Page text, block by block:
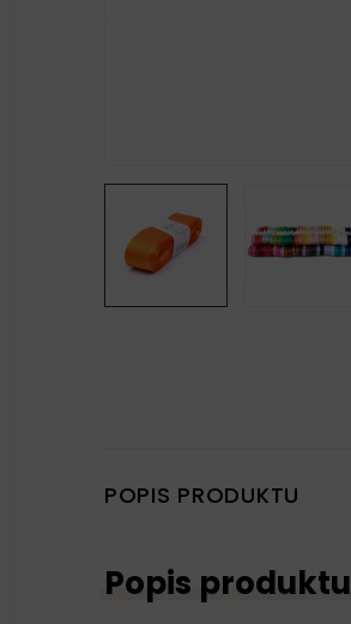
POPIS PRODUKTU
Popis produktu